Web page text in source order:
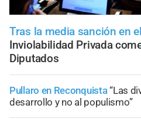
Tras la media sanción en
Inviolabilidad Privada
Diputados
Pullaro en Reconquista“Las
desarrollo y no al populismo”